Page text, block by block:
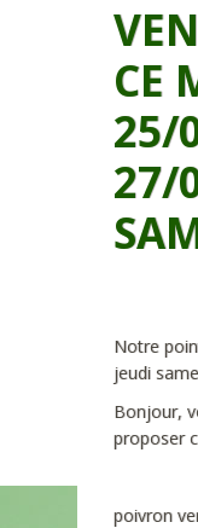
CE
25/
27/
Notre
jeudi
Bonjour,
proposer
poivron